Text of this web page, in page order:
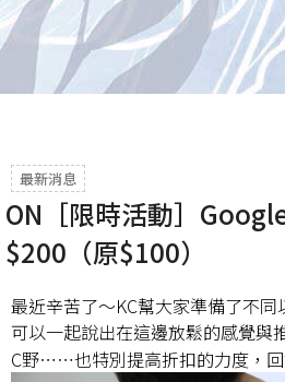
最新消息
ON［限時活動］
$200（原$100）
最近辛苦了～KC幫大家準備了不
可以一起說出在這邊放鬆的感覺與
C野⋯⋯也特別提高折扣的力度，